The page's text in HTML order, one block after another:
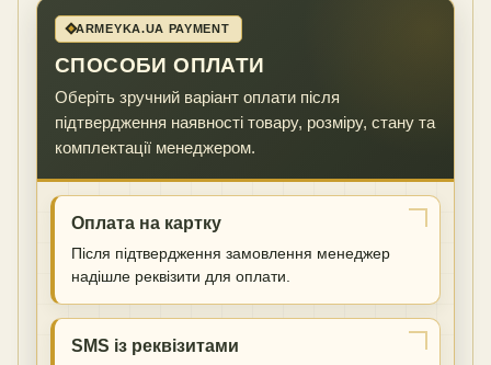
ARMEYKA.UA PAYMENT
СПОСОБИ ОПЛАТИ
Оберіть зручний варіант оплати після
підтвердження наявності товару, розміру, стану та
комплектації менеджером.
Оплата на картку
Після підтвердження замовлення менеджер
надішле реквізити для оплати.
SMS із реквізитами